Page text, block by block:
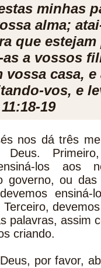
minhas
alma;
que
a vossos
vossa casa,
vos, e
19
nos dá três
Deus.
ensiná-los
governo, ou
palavras, assim
criando.
por favor,